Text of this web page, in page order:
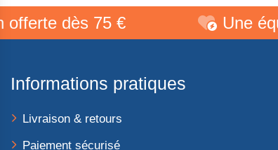
dès 75 € Une
Informations pratiques
Livraison & retours
Paiement sécurisé